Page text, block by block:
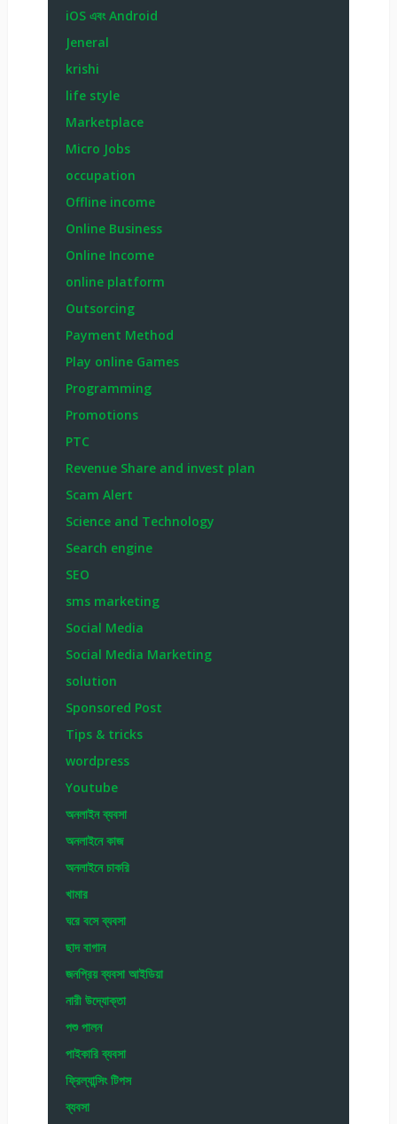
iOS এবং Android
Jeneral
krishi
life style
Marketplace
Micro Jobs
occupation
Offline income
Online Business
Online Income
online platform
Outsorcing
Payment Method
Play online Games
Programming
Promotions
PTC
Revenue Share and invest plan
Scam Alert
Science and Technology
Search engine
SEO
sms marketing
Social Media
Social Media Marketing
solution
Sponsored Post
Tips & tricks
wordpress
Youtube
অনলাইন ব্যবসা
অনলাইনে কাজ
অনলাইনে চাকরি
খামার
ঘরে বসে ব্যবসা
ছাদ বাগান
জনপ্রিয় ব্যবসা আইডিয়া
নারী উদ্যোক্তা
পশু পালন
পাইকারি ব্যবসা
ফ্রিল্যান্সিং টিপস
ব্যবসা